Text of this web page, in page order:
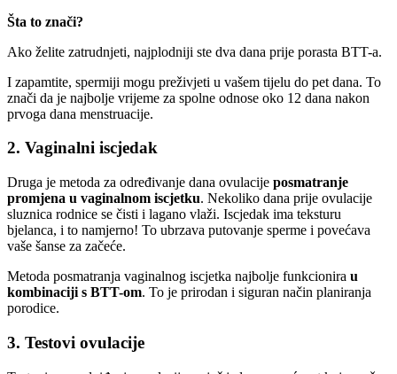
Šta to znači?
Ako želite zatrudnjeti, najplodniji ste dva dana prije porasta BTT-a.
I zapamtite, spermiji mogu preživjeti u vašem tijelu do pet dana. To
znači da je najbolje vrijeme za spolne odnose oko 12 dana nakon
prvoga dana menstruacije.
2. Vaginalni iscjedak
Druga je metoda za određivanje dana ovulacije posmatranje
promjena u vaginalnom iscjetku. Nekoliko dana prije ovulacije
sluznica rodnice se čisti i lagano vlaži. Iscjedak ima teksturu
bjelanca, i to namjerno! To ubrzava putovanje sperme i povećava
vaše šanse za začeće.
Metoda posmatranja vaginalnog iscjetka najbolje funkcionira u
kombinaciji s BTT-om. To je prirodan i siguran način planiranja
porodice.
3. Testovi ovulacije